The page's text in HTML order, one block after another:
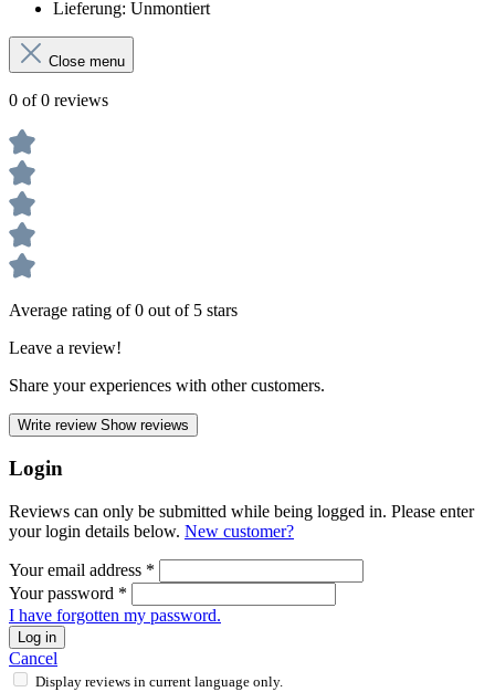
Lieferung: Unmontiert
Close menu
0 of 0 reviews
Average rating of 0 out of 5 stars
Leave a review!
Share your experiences with other customers.
Write review Show reviews
Login
Reviews can only be submitted while being logged in. Please enter
your login details below. New customer?
Your email address *
Your password *
I have forgotten my password.
Log in
Cancel
Display reviews in current language only.